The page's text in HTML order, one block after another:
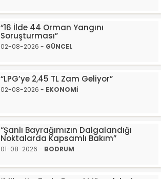
“16 İlde 44 Orman Yangını
Soruşturması”
02-08-2026 - GÜNCEL
“LPG’ye 2,45 TL Zam Geliyor”
02-08-2026 - EKONOMİ
“Şanlı Bayrağımızın Dalgalandığı
Noktalarda Kapsamlı Bakım”
01-08-2026 - BODRUM